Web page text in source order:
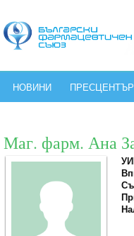
НОВИНИ ПРЕСЦЕНТЪР
Маг. фарм. Ана